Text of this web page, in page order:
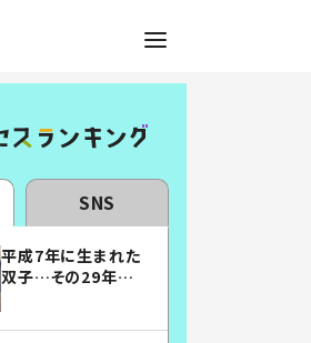
SNS
平成7年に生まれた
双子…その29年後